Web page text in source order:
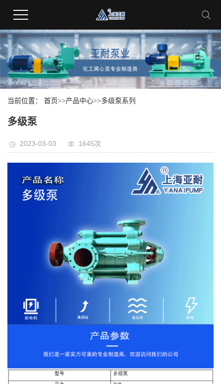
当前位置： 首页>>产品中心>>多级泵系列
多级泵
2023-03-03 1645次